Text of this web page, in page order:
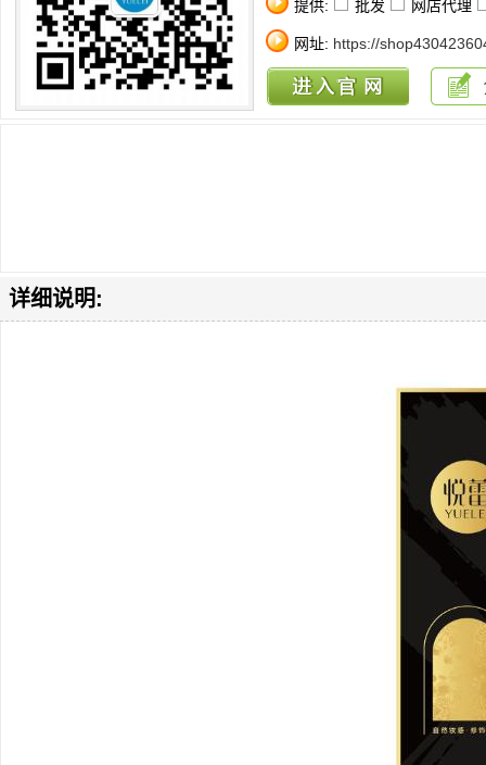
提供: 批发 网店代理
网址: https://
详细说明: